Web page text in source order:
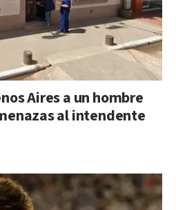
Aires a un hombre
al intendente